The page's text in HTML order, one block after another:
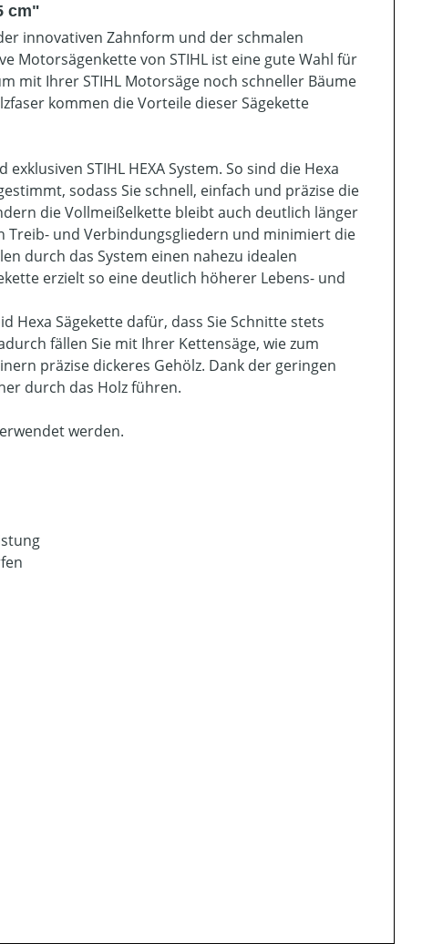
cm"
innovativen Zahnform und der schmalen
Motorsägenkette von STIHL ist eine gute Wahl für
mit Ihrer STIHL Motorsäge noch schneller Bäume
kommen die Vorteile dieser Sägekette
STIHL HEXA System. So sind die Hexa
sodass Sie schnell, einfach und präzise die
die Vollmeißelkette bleibt auch deutlich länger
Treib- und Verbindungsgliedern und minimiert die
durch das System einen nahezu idealen
erzielt so eine deutlich höherer Lebens- und
Hexa Sägekette dafür, dass Sie Schnitte stets
fällen Sie mit Ihrer Kettensäge, wie zum
präzise dickeres Gehölz. Dank der geringen
durch das Holz führen.
werden.